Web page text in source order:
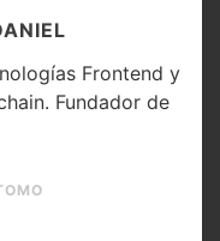
Frontend y
Fundador de